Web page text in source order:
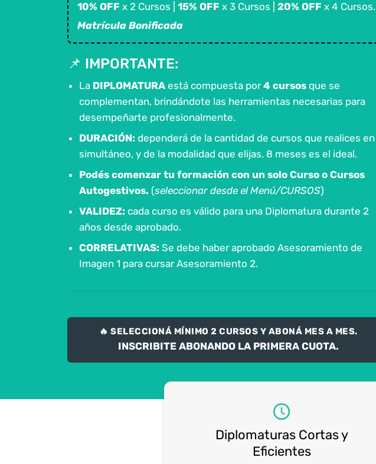
10% OFF x 2 Cursos | 15% OFF x 3 Cursos | 20% OFF x 4 Cursos.
Matrícula Bonificada
📌 IMPORTANTE:
La DIPLOMATURA está compuesta por4 cursos que se
complementan, brindándote las herramientas necesarias para
desempeñarte profesionalmente.
DURACIÓN: dependerá de la cantidad de cursos que realices en
simultáneo, y de la modalidad que elijas. 8 meses es el ideal.
Podés comenzar tu formación con un solo Curso o Cursos
Autogestivos. (seleccionar desde el Menú/CURSOS)
VALIDEZ: cada curso es válido para una Diplomatura durante 2
años desde aprobado.
CORRELATIVAS: Se debe haber aprobado Asesoramiento de
Imagen 1 para cursar Asesoramiento 2.
🔥 SELECCIONÁ MÍNIMO 2 CURSOS Y ABONÁ MES A MES.
INSCRIBITE ABONANDO LA PRIMERA CUOTA.
Diplomaturas Cortas y
Eficientes